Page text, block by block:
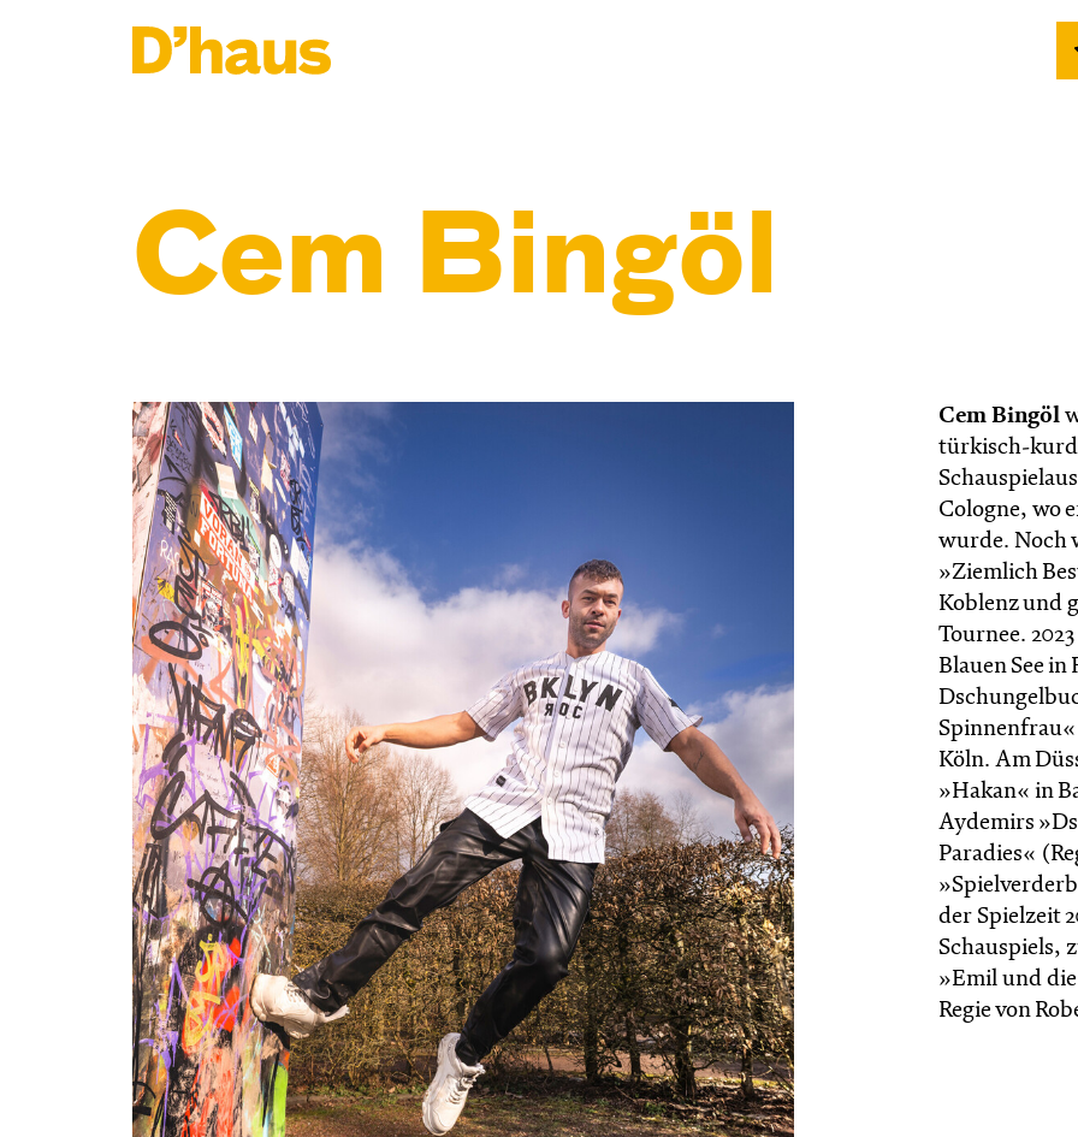
Cem Bingöl
Cem Bingöl
türkisch-
Cologne, wo
wurde. Noch
»Ziemlich
Koblenz und
Tournee.
Blauen See
Spinnenfrau«
Köln. Am
»Hakan« in
Aydemirs
Paradies«
der Spielzeit
Schauspiels,
»Emil und
Regie von